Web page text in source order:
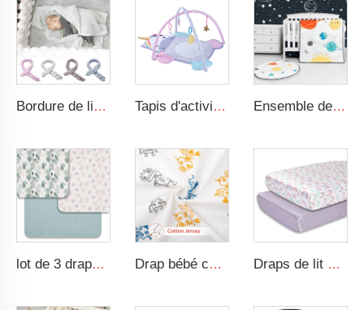
Bordure de lit tressée pour bébé, nouée, moelleuse, adaptée aux tout-petits, nid de sommeil pour bébé, bordure de lit tressée pour nouveau-né Tapis d'activité pour le temps de ventre avec jouets sensoriels suspendus, conception animale, gymnase de jeu pour bébé Ensemble de literie pour bébé garçon espace cartoon 3 pièces Ensemble de literie pour bébé et chambre de nursery
lot de 3 draps de lit muslin imprimés pour bébé en coton respirant et doux, design floral coloré Drap bébé certifié OEKO-TEX Standard 100, taille standard, en jersey de coton Draps de lit en soie arc-en-ciel pour berceaux standard et matelas de bébé 100% doux satin drap de lit